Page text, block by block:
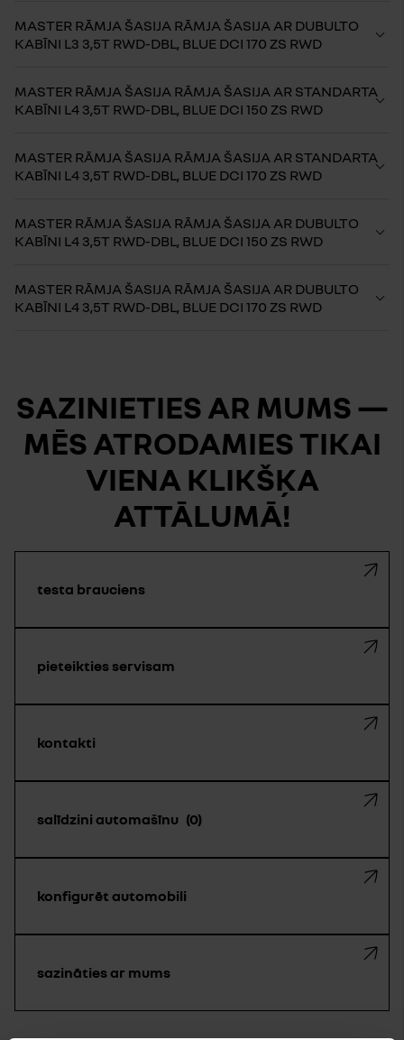
MASTER RĀMJA ŠASIJA RĀMJA ŠASIJA AR DUBULTO
KABĪNI L3 3,5T RWD-DBL, BLUE DCI 170 ZS RWD
MASTER RĀMJA ŠASIJA RĀMJA ŠASIJA AR STANDARTA
KABĪNI L4 3,5T RWD-DBL, BLUE DCI 150 ZS RWD
MASTER RĀMJA ŠASIJA RĀMJA ŠASIJA AR STANDARTA
KABĪNI L4 3,5T RWD-DBL, BLUE DCI 170 ZS RWD
MASTER RĀMJA ŠASIJA RĀMJA ŠASIJA AR DUBULTO
KABĪNI L4 3,5T RWD-DBL, BLUE DCI 150 ZS RWD
MASTER RĀMJA ŠASIJA RĀMJA ŠASIJA AR DUBULTO
KABĪNI L4 3,5T RWD-DBL, BLUE DCI 170 ZS RWD
SAZINIETIES AR MUMS —
MĒS ATRODAMIES TIKAI
VIENA KLIKŠĶA
ATTĀLUMĀ!
testa brauciens
pieteikties servisam
kontakti
salīdzini automašīnu 0
konfigurēt automobili
sazināties ar mums